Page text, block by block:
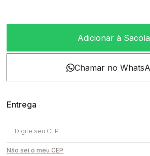
Adicionar à Sacola
Não sei o meu CEP